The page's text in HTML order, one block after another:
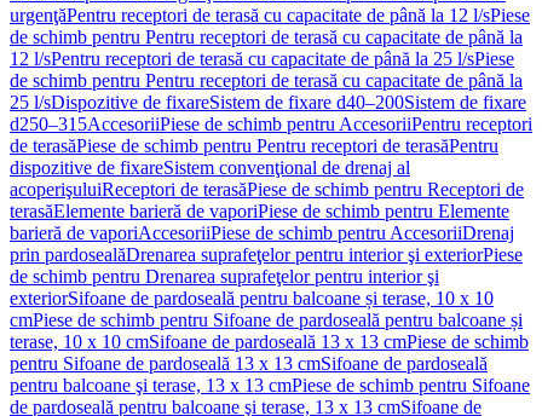
urgenţăPentru receptori de terasă cu capacitate de până la 12 l/sPiese
de schimb pentru Pentru receptori de terasă cu capacitate de până la
12 l/sPentru receptori de terasă cu capacitate de până la 25 l/sPiese
de schimb pentru Pentru receptori de terasă cu capacitate de până la
25 l/sDispozitive de fixareSistem de fixare d40–200Sistem de fixare
d250–315AccesoriiPiese de schimb pentru AccesoriiPentru receptori
de terasăPiese de schimb pentru Pentru receptori de terasăPentru
dispozitive de fixareSistem convenţional de drenaj al
acoperişuluiReceptori de terasăPiese de schimb pentru Receptori de
terasăElemente barieră de vaporiPiese de schimb pentru Elemente
barieră de vaporiAccesoriiPiese de schimb pentru AccesoriiDrenaj
prin pardosealăDrenarea suprafeţelor pentru interior şi exteriorPiese
de schimb pentru Drenarea suprafeţelor pentru interior şi
exteriorSifoane de pardoseală pentru balcoane și terase, 10 x 10
cmPiese de schimb pentru Sifoane de pardoseală pentru balcoane și
terase, 10 x 10 cmSifoane de pardoseală 13 x 13 cmPiese de schimb
pentru Sifoane de pardoseală 13 x 13 cmSifoane de pardoseală
pentru balcoane şi terase, 13 x 13 cmPiese de schimb pentru Sifoane
de pardoseală pentru balcoane şi terase, 13 x 13 cmSifoane de